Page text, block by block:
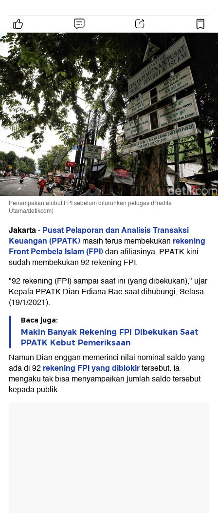
Penampakan atribut FPI sebelum diturunkan petugas (Pradita
Utama/detikcom)
Jakarta-Pusat Pelaporan dan Analisis Transaksi
Keuangan (PPATK)masih terus membekukan rekening
Front Pembela Islam (FPI)dan afiliasinya. PPATK kini
sudah membekukan 92 rekening FPI.
"92 rekening (FPI) sampai saat ini (yang dibekukan)," ujar
Kepala PPATK Dian Ediana Rae saat dihubungi, Selasa
(19/1/2021).
Baca juga:
Makin Banyak Rekening FPI Dibekukan Saat
PPATK Kebut Pemeriksaan
Namun Dian enggan memerinci nilai nominal saldo yang
ada di 92rekening FPI yang diblokirtersebut. Ia
mengaku tak bisa menyampaikan jumlah saldo tersebut
kepada publik.